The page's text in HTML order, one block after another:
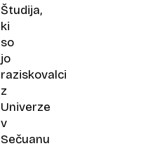
Študija,
ki
so
jo
raziskovalci
z
Univerze
v
Sečuanu